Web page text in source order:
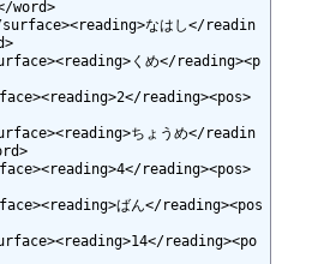
word>
surface><reading>なはし</readin
くめ</reading><p
reading><pos>
ちょうめ</readin
reading><pos>
ばん</reading><pos
reading><po